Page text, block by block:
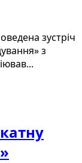
зустріч
з